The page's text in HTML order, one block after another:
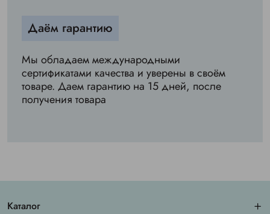
Даём гарантию
Мы обладаем международными
сертификатами качества и уверены в своём
товаре. Даем гарантию на 15 дней, после
получения товара
Каталог